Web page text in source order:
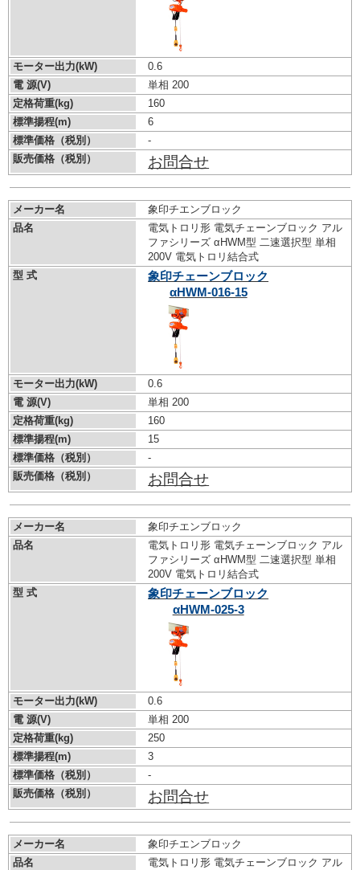
モーター出力(kW)
0.6
電 源(V)
単相 200
定格荷重(kg)
160
標準揚程(m)
6
標準価格（税別）
-
販売価格（税別）
お問合せ
メーカー名
象印チエンブロック
品名
電気トロリ形 電気チェーンブロック アル
ファシリーズ αHWM型 二速選択型 単相
200V 電気トロリ結合式
型 式
象印チェーンブロック
αHWM-016-15
モーター出力(kW)
0.6
電 源(V)
単相 200
定格荷重(kg)
160
標準揚程(m)
15
標準価格（税別）
-
販売価格（税別）
お問合せ
メーカー名
象印チエンブロック
品名
電気トロリ形 電気チェーンブロック アル
ファシリーズ αHWM型 二速選択型 単相
200V 電気トロリ結合式
型 式
象印チェーンブロック
αHWM-025-3
モーター出力(kW)
0.6
電 源(V)
単相 200
定格荷重(kg)
250
標準揚程(m)
3
標準価格（税別）
-
販売価格（税別）
お問合せ
メーカー名
象印チエンブロック
品名
電気トロリ形 電気チェーンブロック アル